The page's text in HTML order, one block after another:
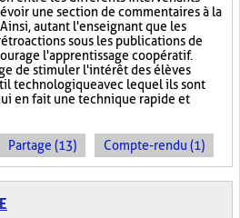
une section de commentaires à la
autant l'enseignant que les
sous les publications de
l'apprentissage coopératif.
de stimuler l'intérêt des élèves
technologique avec lequel ils sont
en fait une technique rapide et
Partage (13) Compte-rendu (1)